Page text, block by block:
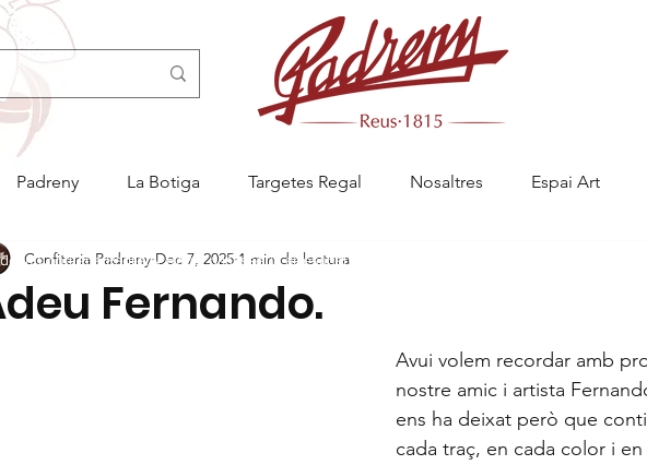
Padreny La Botiga Targetes Regal Nosaltres Espai Art
Fernando.
Confiteria Padreny Dec 7, 2025 1 min de lectura
Avui volem recordar amb
nostre amic i artista
ens ha deixat però que
cada traç, en cada color i
de la Confiteria Padreny Reus, pastisseria artesanal a Reus, menjablanc de Reus, càtering a